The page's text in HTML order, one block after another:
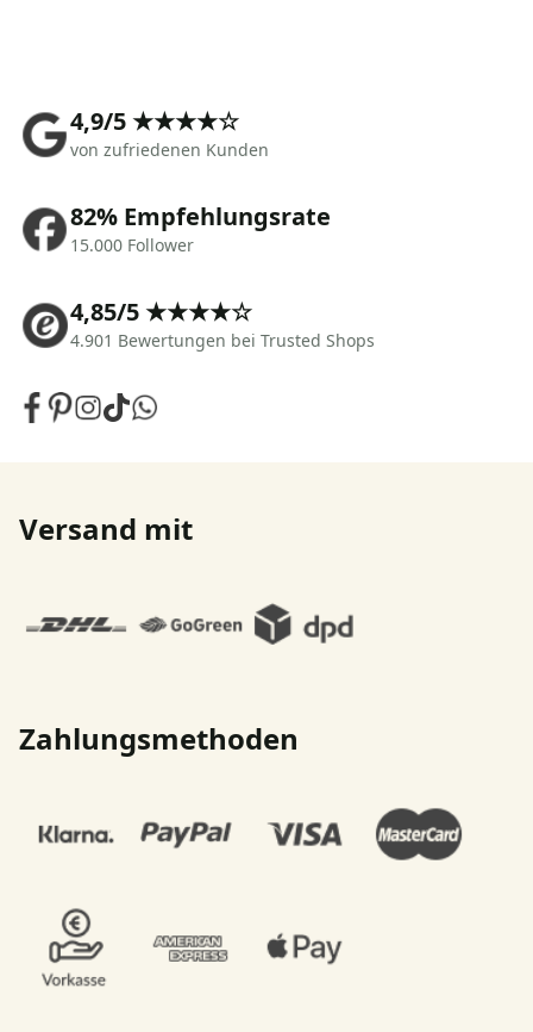
4,9/5 ★★★★☆
von zufriedenen Kunden
82% Empfehlungsrate
15.000 Follower
4,85/5 ★★★★☆
4.901 Bewertungen bei Trusted Shops
Versand mit
Zahlungsmethoden